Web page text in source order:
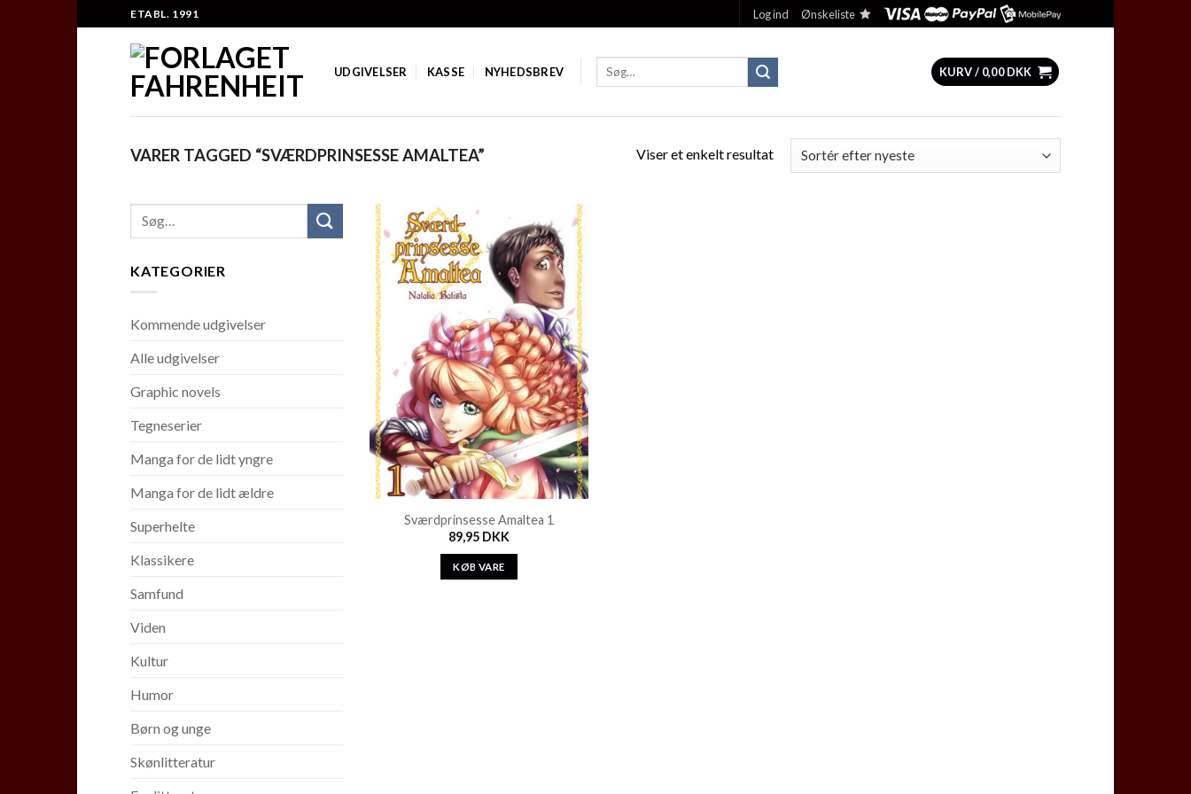
to
ETABL. 1991 Log ind Ønskeliste
UDGIVELSER KASSE NYHEDSBREV KURV / 0,00DKK
VARER TAGGED “SVÆRDPRINSESSE AMALTEA” Viser et enkelt resultat
KATEGORIER
Kommende udgivelser
Alle udgivelser
Graphic novels
Tegneserier
Manga for de lidt yngre
Manga for de lidt ældre
Superhelte
Klassikere
Samfund
Viden
Kultur
Humor
Børn og unge
Skønlitteratur
Add to
Wishlist
Sværdprinsesse Amaltea 1
89,95 DKK
KØB VARE